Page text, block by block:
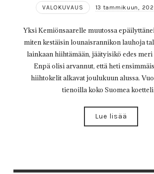
VALOKUVAUS 13 tammikuun,
Yksi Kemiönsaarelle muutossa
miten kestäisin lounaisrannikon lauhoja
lainkaan hiihtämään, jäätyisikö edes meri
Enpä olisi arvannut, että heti
hiihtokelit alkavat joulukuun alussa.
tienoilla koko Suomea
Lue lisää